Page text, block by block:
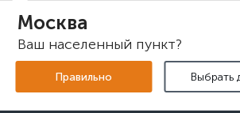
Москва
Ваш населенный пункт?